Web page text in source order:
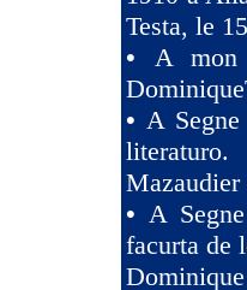
Testa, le
• A mon
• A
• A
facurta de